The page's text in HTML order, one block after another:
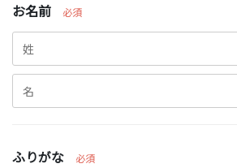
お名前 必須
ふりがな 必須